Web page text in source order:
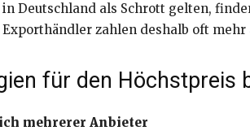
in Deutschland als Schrott gelten,
Exporthändler zahlen deshalb oft
für den Höchstpreis
mehrerer Anbieter